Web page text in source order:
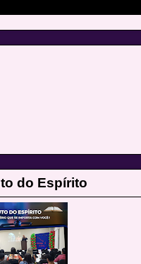
do Espírito